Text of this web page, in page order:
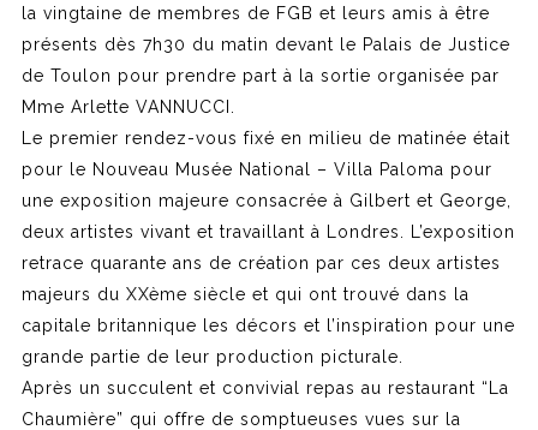
la vingtaine de membres de FGB et leurs amis à être
présents dès 7h30 du matin devant le Palais de Justice
de Toulon pour prendre part à la sortie organisée par
Mme Arlette VANNUCCI.
Le premier rendez-vous fixé en milieu de matinée était
pour le Nouveau Musée National – Villa Paloma pour
une exposition majeure consacrée à Gilbert et George,
deux artistes vivant et travaillant à Londres. L’exposition
retrace quarante ans de création par ces deux artistes
majeurs du XXème siècle et qui ont trouvé dans la
capitale britannique les décors et l’inspiration pour une
grande partie de leur production picturale.
Après un succulent et convivial repas au restaurant “La
Chaumière” qui offre de somptueuses vues sur la